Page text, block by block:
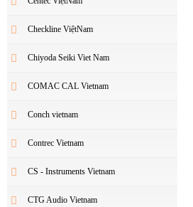
Checkline ViệtNam
Chiyoda Seiki Viet Nam
COMAC CAL Vietnam
Conch vietnam
Contrec Vietnam
CS - Instruments Vietnam
CTG Audio Vietnam